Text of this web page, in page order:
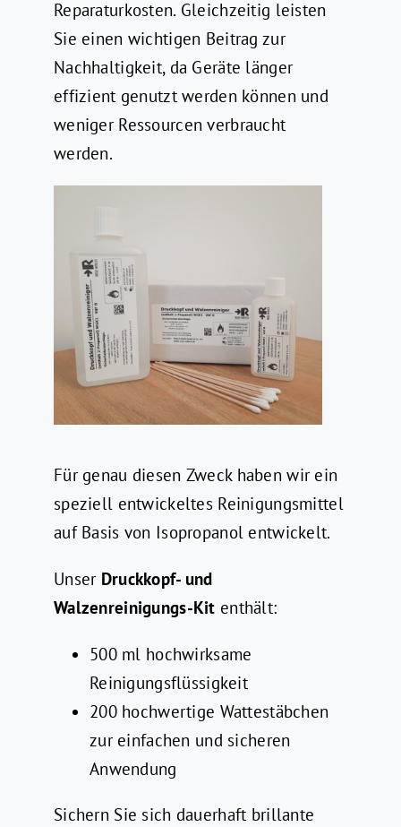
Reparaturkosten. Gleichzeitig leisten
Sie einen wichtigen Beitrag zur
Nachhaltigkeit, da Geräte länger
effizient genutzt werden können und
weniger Ressourcen verbraucht
werden.
Für genau diesen Zweck haben wir ein
speziell entwickeltes Reinigungsmittel
auf Basis von Isopropanol entwickelt.
Unser Druckkopf- und
Walzenreinigungs-Kit enthält:
500 ml hochwirksame
Reinigungsflüssigkeit
200 hochwertige Wattestäbchen
zur einfachen und sicheren
Anwendung
Sichern Sie sich dauerhaft brillante